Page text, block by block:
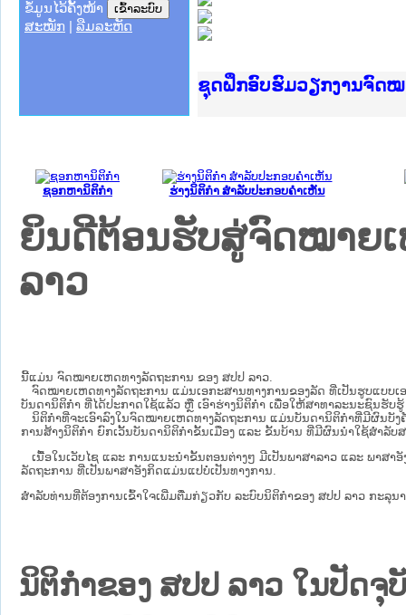
ຂໍ້ມູນໄວ້ຄັ້ງໜ້າ
ສະໝັກ
ລືມລະຫັດ
Ministry of Justice Lao
ເຜີຍແຜ່ວັບໄຊຈົດໝາຍເຫດ
ກະຊວງຍຸຕິທຳ
ຊຸດຝຶກອົບຮົມວຽກງານຈົດໝ
ກອງປະຊຸມທົບທວນຄືນການ
ຝຶກອົບຮົມ ຜູ່ປະສານງານວ
ຝຶກອົບຮົມ ຜູ່ປະສານງານວ
ເຜີຍແຜ່ແອັບກົດໝາຍລາວ
ເຜີຍແຜ່ແອັບກົດໝາຍລາວ
ຍົກລະດັບວຽກງານຈົດໝາຍ
ຊຸດຝຶກອົບຮົມວຽກງານຈົດໝ
ຊອກຫານິຕິກໍາ ຮ່າງນິຕິກໍາ ສໍາລັບປະກອບຄໍາເຫັນ
ຍິນດີຕ້ອນຮັບສູ່ຈົດໝາຍເ
ລາວ
ນີ້ແມ່ນ ຈົດໝາຍເຫດທາງລັດຖະການ ຂອງ ສປປ ລາວ.
ຈົດໝາຍເຫດທາງລັດຖະການ ແມ່ນ​ເອ​ກະ​ສານ​ທາງ​ການ​ຂອງ​ລັດ ທີ່​ເປັນ​ຮູບ​ແບບ​ເ
ບັນ​ດາ​ນິ​ຕິ​ກຳ ທີ່ໄດ້ປະກາດໃຊ້ແລ້ວ ຫຼື ເອົາຮ່າງນິຕິກໍາ ເພື່ອໃຫ້​ສາ​ທາ​ລະ​ນະ​ຊົນ​ຮັບ​
ນິ​ຕິ​ກຳ​ທີ່​ຈະ​ເອົາ​ລົງ​ໃນ​ຈົດ​ໝາຍ​ເຫດ​ທາງ​ລັດ​ຖະ​ການ ​ແມ່ນ​ບັນ​ດາ​ນິ​ຕິ​ກຳ​ທີ່​ມີ​ຜົນ​ບັ
ການ​ສ້າງ​ນິ​ຕິ​ກຳ ຍົກ​ເວັ້ນ​ບັນ​ດານິ​ຕິ​ກຳ​ຂັ້ນ​ເມືອງ ແລະ ຂັ້ນ​ບ້ານ ​ທີ່​ມີ​ຜົນ​ນຳ​ໃຊ້​ສຳ​ລັບ​
ເນື້ອໃນ​ເວັບ​ໄຊ​ ແລະ ການແນະນໍາຂັ້ນຕອນຕ່າງໆ ມີເປັນພາສາລາວ ແລະ ພາສາ
ລັດຖະການ ທີ່ເປັນພາສາອັງກິດແມ່ນແປບໍ່ເປັນທາງການ.
ສໍາລັບທ່ານທີ່ຕ້ອງການເຂົ້າໃຈເພີ່ມຕື່ມກ່ຽວກັບ ລະບົບນິຕິກຳຂອງ ສປປ ລາວ ກະລຸນ
ນິຕິກຳຂອງ ສປປ ລາວ ໃນປັດ